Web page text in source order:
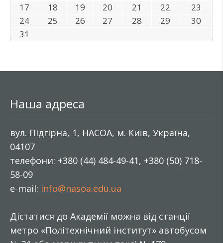
17
18 19 20 21 22
23
24
25 26 27 28 29
30
31
Наша адреса
вул. Підгірна, 1, НАСОА, м. Київ, Україна,
04107
телефони: +380 (44) 484-49-41, +380 (50) 718-
58-09
e-mail: info@nasoa.edu.ua
Дістатися до Академії можна від станції
метро «Політехнічний інститут» автобусом